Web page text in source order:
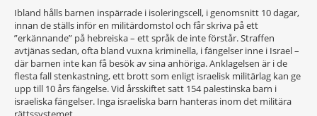
Ibland hålls barnen inspärrade i isoleringscell, i genomsnitt 10 dagar,
innan de ställs inför en militärdomstol och får skriva på ett
”erkännande” på hebreiska – ett språk de inte förstår. Straffen
avtjänas sedan, ofta bland vuxna kriminella, i fängelser inne i Israel –
där barnen inte kan få besök av sina anhöriga. Anklagelsen är i de
flesta fall stenkastning, ett brott som enligt israelisk militärlag kan ge
upp till 10 års fängelse. Vid årsskiftet satt 154 palestinska barn i
israeliska fängelser. Inga israeliska barn hanteras inom det militära